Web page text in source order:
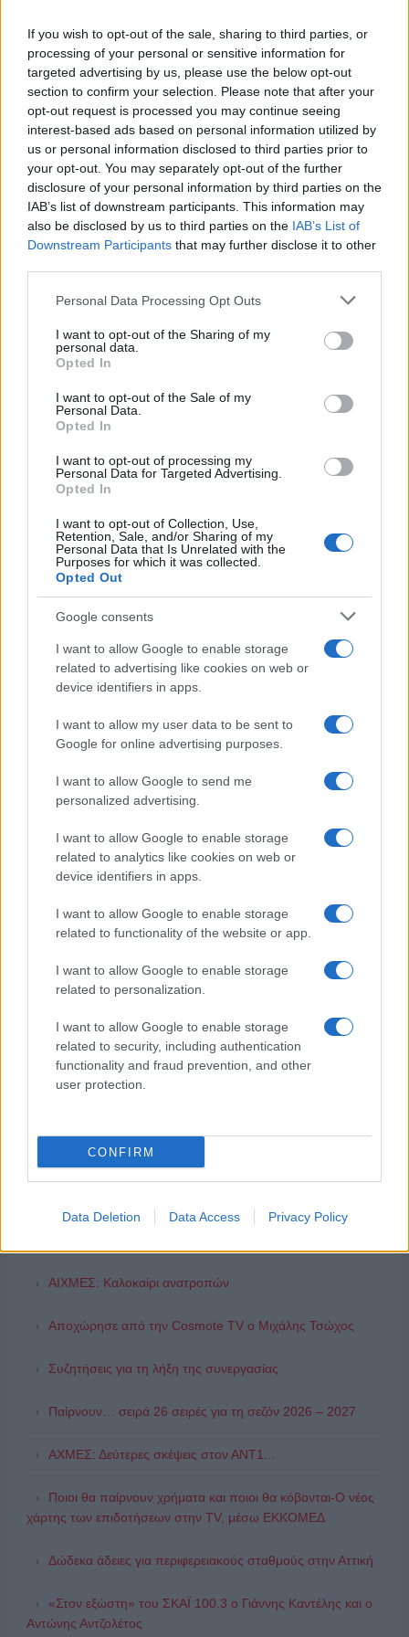
If you wish to opt-out of the sale, sharing to third parties, or
processing of your personal or sensitive information for
targeted advertising by us, please use the below opt-out
section to confirm your selection. Please note that after your
opt-out request is processed you may continue seeing
interest-based ads based on personal information utilized by
us or personal information disclosed to third parties prior to
your opt-out. You may separately opt-out of the further
disclosure of your personal information by third parties on the
IAB’s list of downstream participants. This information may
also be disclosed by us to third parties on the IAB’s List of
Downstream Participants that may further disclose it to other
Please note that this website/app uses one or more Google
not limited to your visit or usage behaviour. You may click to
grant or deny consent to Google and its third-party tags to
use your data for below specified purposes in below Google
consent section.
Personal Data Processing Opt Outs
I want to opt-out of the Sharing of my
personal data.
Opted In
I want to opt-out of the Sale of my
Personal Data.
Opted In
I want to opt-out of processing my
Personal Data for Targeted Advertising.
Opted In
I want to opt-out of Collection, Use,
Retention, Sale, and/or Sharing of my
Personal Data that Is Unrelated with the
Purposes for which it was collected.
Opted Out
Google consents
I want to allow Google to enable storage
related to advertising like cookies on web or
device identifiers in apps.
I want to allow my user data to be sent to
Google for online advertising purposes.
I want to allow Google to send me
personalized advertising.
I want to allow Google to enable storage
related to analytics like cookies on web or
device identifiers in apps.
I want to allow Google to enable storage
related to functionality of the website or app.
I want to allow Google to enable storage
related to personalization.
I want to allow Google to enable storage
related to security, including authentication
functionality and fraud prevention, and other
user protection.
CONFIRM
Data Deletion Data Access Privacy Policy
της Ζωής μας
Οι άνθρωποι, οι αυθεντικές ιστορίες,
το ελληνικό καλοκαίρι και ένας
ΟΣΑ ΧΡΕΙΑΖΕΣΑΙ
ΓΙΑ ΤΟ ΚΑΛΟΚΑΙΡΙ ΣΟΥ →
ΤΟ ΠΑΡΟΝ ΤΗΣ ΚΥΡΙΑΚΗΣ
ΑΙΧΜΕΣ: Καλοκαίρι ανατροπών
Αποχώρησε από την Cosmote TV o Μιχάλης Τσώχος
Συζητήσεις για τη λήξη της συνεργασίας
Παίρνουν… σειρά 26 σειρές για τη σεζόν 2026 – 2027
ΑΧΜΕΣ: Δεύτερες σκέψεις στον ΑΝΤ1...
Ποιοι θα παίρνουν χρήματα και ποιοι θα κόβονται-Ο νέος
χάρτης των επιδοτήσεων στην TV, μέσω ΕΚΚΟΜΕΔ
Δώδεκα άδειες για περιφερειακούς σταθμούς στην Αττική
«Στον εξώστη» του ΣΚΑΪ 100.3 ο Γιάννης Καντέλης και ο
Αντώνης Αντζολέτος